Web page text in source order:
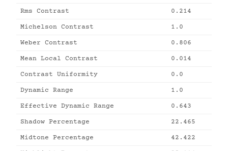
Rms Contrast 0.214
Michelson Contrast 1.0
Weber Contrast 0.806
Mean Local Contrast 0.014
Contrast Uniformity 0.0
Dynamic Range 1.0
Effective Dynamic Range 0.643
Shadow Percentage 22.465
Midtone Percentage 42.422